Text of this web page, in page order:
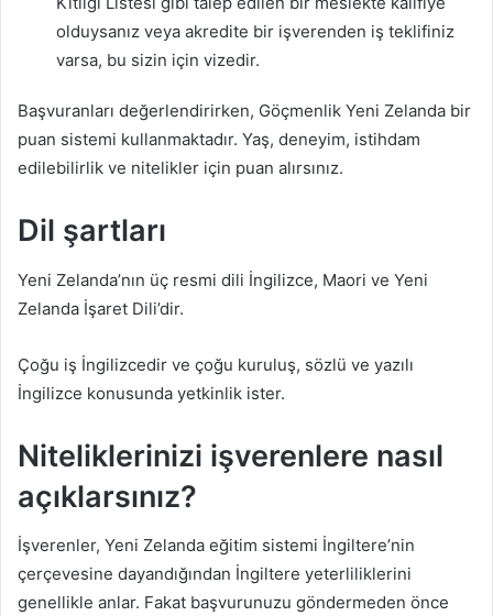
olduysanız veya akredite bir işverenden iş teklifiniz
varsa, bu sizin için vizedir.
Başvuranları değerlendirirken, Göçmenlik Yeni Zelanda bir
puan sistemi kullanmaktadır. Yaş, deneyim, istihdam
edilebilirlik ve nitelikler için puan alırsınız.
Dil şartları
Yeni Zelanda’nın üç resmi dili İngilizce, Maori ve Yeni
Zelanda İşaret Dili’dir.
Çoğu iş İngilizcedir ve çoğu kuruluş, sözlü ve yazılı
İngilizce konusunda yetkinlik ister.
Niteliklerinizi işverenlere nasıl
açıklarsınız?
İşverenler, Yeni Zelanda eğitim sistemi İngiltere’nin
çerçevesine dayandığından İngiltere yeterliliklerini
genellikle anlar. Fakat başvurunuzu göndermeden önce